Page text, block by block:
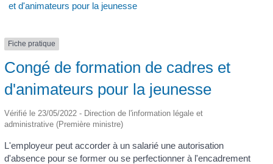
et d'animateurs pour la jeunesse
Fiche pratique
Congé de formation de cadres et
d'animateurs pour la jeunesse
Vérifié le 23/05/2022 - Direction de l'information légale et
administrative (Première ministre)
L'employeur peut accorder à un salarié une autorisation
d'absence pour se former ou se perfectionner à l'encadrement